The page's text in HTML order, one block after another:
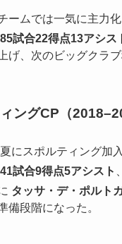
ームでは一気に主力化
85試合22得点13アシス
げ、次のビッグクラブ
ングCP（
にスポルティング加入
41試合9得点5アシスト
タッサ・デ・ポルト
備段階になった。